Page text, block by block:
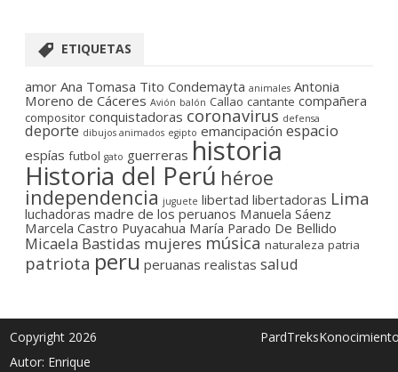
ETIQUETAS
amor Ana Tomasa Tito Condemayta animales Antonia
Moreno de Cáceres Avión balón Callao cantante compañera
compositor conquistadoras coronavirus defensa
deporte dibujos animados egipto emancipación espacio
espías futbol gato guerreras historia
Historia del Perú héroe
independencia juguete libertad libertadoras Lima
luchadoras madre de los peruanos Manuela Sáenz
Marcela Castro Puyacahua María Parado De Bellido
Micaela Bastidas mujeres música naturaleza patria
patriota peru peruanas realistas salud
Copyright 2026
Autor: Enrique